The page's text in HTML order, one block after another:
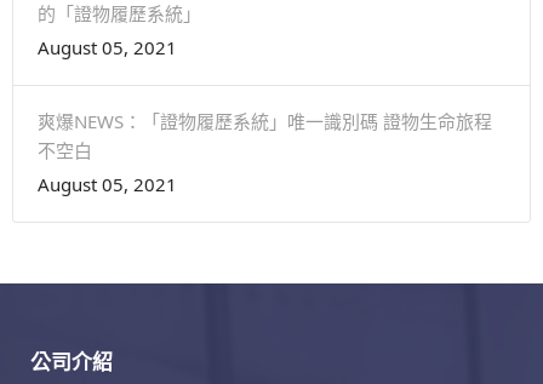
的「證物履歷系統」
August 05, 2021
爽爆NEWS：「證物履歷系統」唯一識別碼 證物生命旅程
不空白
August 05, 2021
公司介紹